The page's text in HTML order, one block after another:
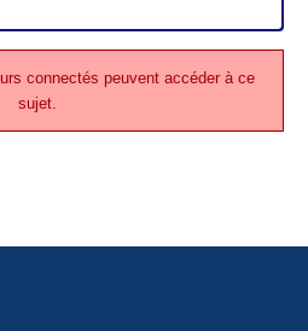
connectés peuvent accéder à ce
sujet.